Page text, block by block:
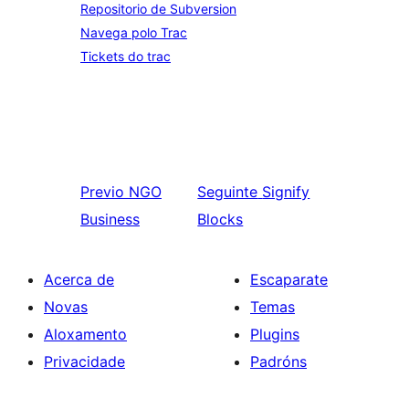
Repositorio de Subversion
Navega polo Trac
Tickets do trac
Previo NGO
Business
Seguinte Signify
Blocks
Acerca de
Novas
Aloxamento
Privacidade
Escaparate
Temas
Plugins
Padróns